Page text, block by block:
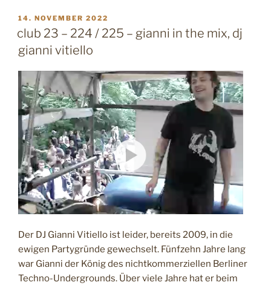
t
2
1
–
s
o
n
g
s
a
g
a
i
s
t
w
a
V
R
Ö
F
N
T
L
C
T
A
M
14. NOVEMBER 2022
club 23 – 224 / 225 – gianni in the mix, dj
gianni vitiello
Der DJ Gianni Vitiello ist leider, bereits 2009, in die
ewigen Partygründe gewechselt. Fünfzehn Jahre lang
war Gianni der König des nichtkommerziellen Berliner
Techno-Undergrounds. Über viele Jahre hat er beim